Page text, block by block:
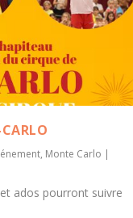
, Monte Carlo |
ados pourront suivre